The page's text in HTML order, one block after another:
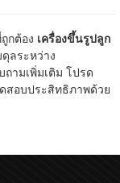
กต้อง เครื่องขึ้นรูปลูก
ลระหว่าง
ามเพิ่มเติม โปรด
สอบประสิทธิภาพด้วย